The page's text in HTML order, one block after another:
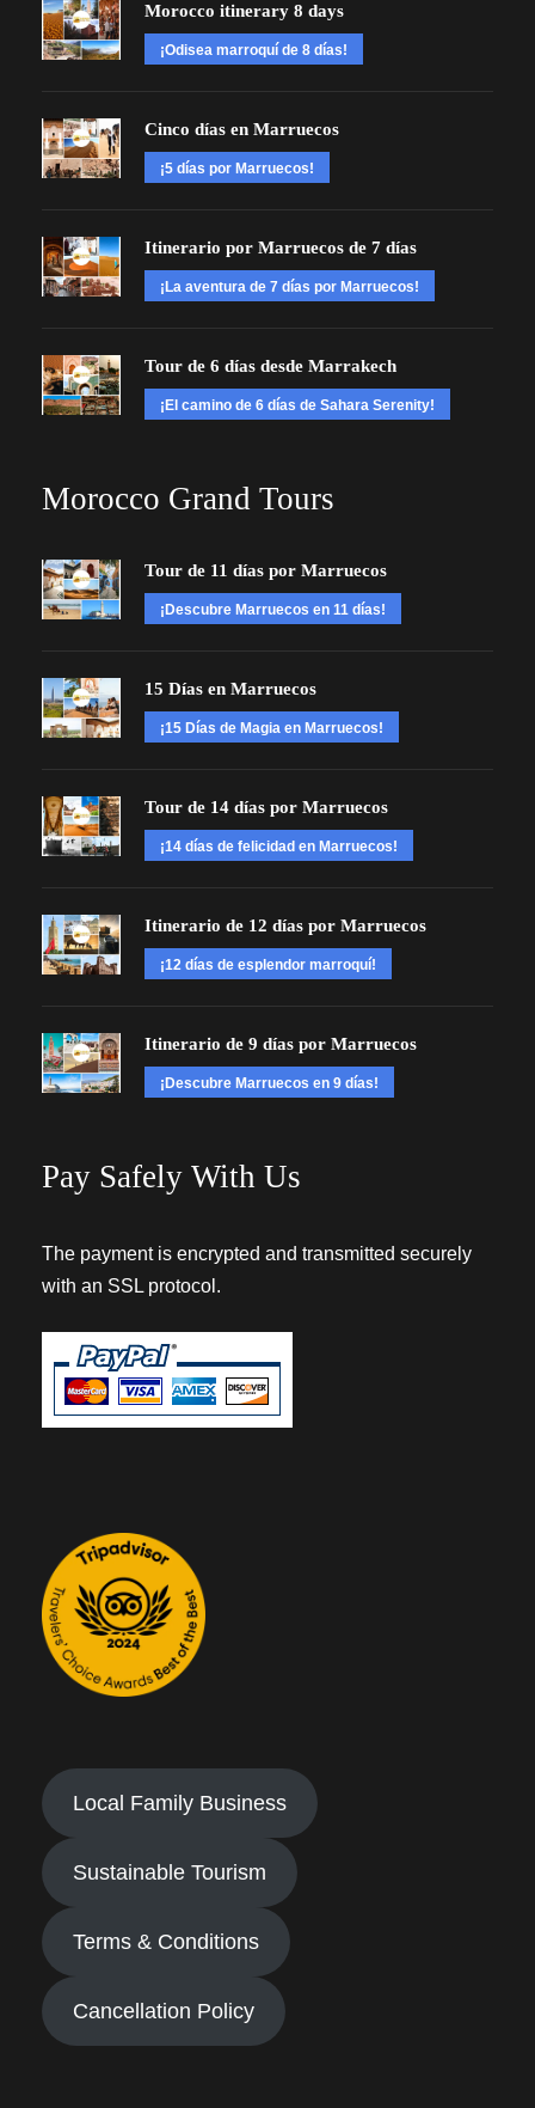
Morocco itinerary 8 days
¡Odisea marroquí de 8 días!
Cinco días en Marruecos
¡5 días por Marruecos!
Itinerario por Marruecos de 7 días
¡La aventura de 7 días por Marruecos!
Tour de 6 días desde Marrakech
¡El camino de 6 días de Sahara Serenity!
Morocco Grand Tours
Tour de 11 días por Marruecos
¡Descubre Marruecos en 11 días!
15 Días en Marruecos
¡15 Días de Magia en Marruecos!
Tour de 14 días por Marruecos
¡14 días de felicidad en Marruecos!
Itinerario de 12 días por Marruecos
¡12 días de esplendor marroquí!
Itinerario de 9 días por Marruecos
¡Descubre Marruecos en 9 días!
Pay Safely With Us
The payment is encrypted and transmitted securely
with an SSL protocol.
Local Family Business
Sustainable Tourism
Terms & Conditions
Cancellation Policy